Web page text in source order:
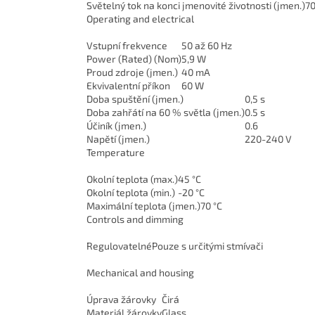
Světelný tok na konci jmenovité životnosti (jmen.)
Operating and electrical
Vstupní frekvence
50 až 60 Hz
Power (Rated) (Nom)5,9 W
Proud zdroje (jmen.) 40 mA
Ekvivalentní příkon
60 W
Doba spuštění (jmen.)
0,5 s
Doba zahřátí na 60 % světla (jmen.)0.5 s
Účiník (jmen.)
0.6
Napětí (jmen.)
220-240 V
Temperature
Okolní teplota (max.)45 °C
Okolní teplota (min.) -20 °C
Maximální teplota (jmen.)70 °C
Controls and dimming
RegulovatelnéPouze s určitými stmívači
Mechanical and housing
Úprava žárovky Čirá